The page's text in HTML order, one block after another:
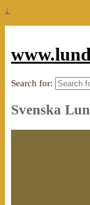
↓
Search for:
Svenska